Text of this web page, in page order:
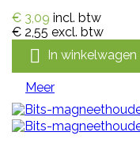
€ 3,09 incl. btw
€ 2,55 excl. btw
 In winkelwagen
Meer